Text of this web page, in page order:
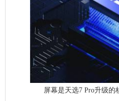
屏幕是天选7 Pro升级的核